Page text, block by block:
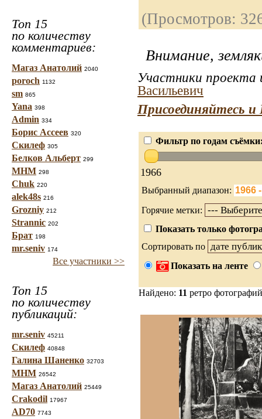
Топ 15
по количеству
комментариев:
Магаз Анатолий 2040
poroch 1132
sm 865
Yana 398
Admin 334
Борис Ассеев 320
Скилеф 305
Белков Альберт 299
МНМ 298
Chuk 220
alek48s 216
Grozniy 212
Strannic 202
Брат 198
mr.seniv 174
Все участники >>
Топ 15
по количеству
публикаций:
mr.seniv 45211
Скилеф 40848
Галина Шаненко 32703
МНМ 26542
Магаз Анатолий 25449
Crakodil 17967
AD70 7743
(Просмотров:
Внимание,
Участники проекта
Васильевич
Присоединяйтесь
Фильтр по годам
1966
Выбранный диапазон:
Горячие метки:
Показать только
Сортировать по
Показать на ленте
Найдено: 11 ретро